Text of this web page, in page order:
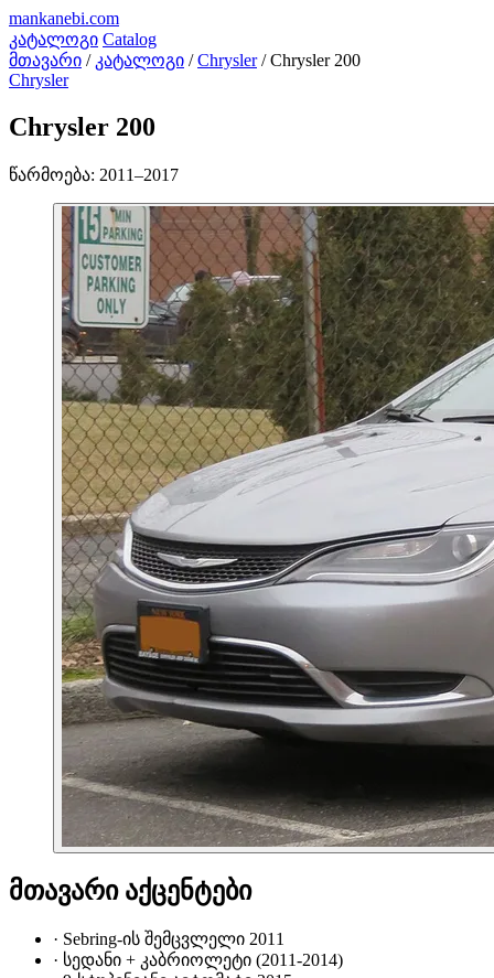
mankanebi.com
კატალოგი Catalog
მთავარი / კატალოგი / Chrysler / Chrysler 200
Chrysler
Chrysler 200
წარმოება: 2011–2017
მთავარი აქცენტები
· Sebring-ის შემცვლელი 2011
· სედანი + კაბრიოლეტი (2011-2014)